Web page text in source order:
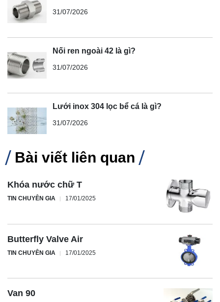
31/07/2026
Nối ren ngoài 42 là gì?
31/07/2026
Lưới inox 304 lọc bể cá là gì?
31/07/2026
Bài viết liên quan
Khóa nước chữ T
TIN CHUYÊN GIA 17/01/2025
Butterfly Valve Air
TIN CHUYÊN GIA 17/01/2025
Van 90